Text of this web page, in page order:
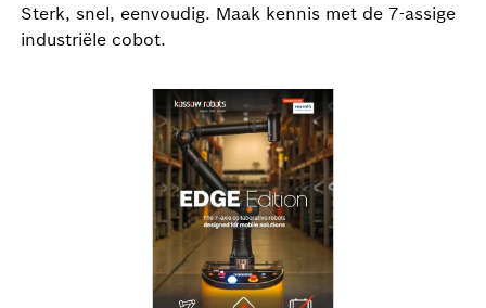
Sterk, snel, eenvoudig. Maak kennis met de 7-assige
industriële cobot.